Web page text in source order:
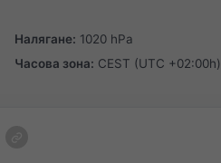
Налягане: 1020 hPa
Часова зона: CEST (UTC +02:00h)